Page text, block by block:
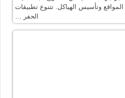
وتأسيس الهياكل. تتنوع تطبيقات
الحفر …